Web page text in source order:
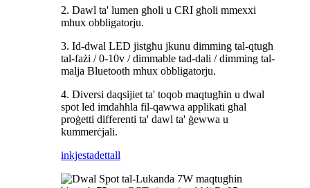
2. Dawl ta' lumen għoli u CRI għoli mmexxi
mhux obbligatorju.
3. Id-dwal LED jistgħu jkunu dimming tal-qtugħ
tal-fażi / 0-10v / dimmable tad-dali / dimming tal-
malja Bluetooth mhux obbligatorju.
4. Diversi daqsijiet ta' toqob maqtugħin u dwal
spot led imdaħħla fil-qawwa applikati għal
proġetti differenti ta' dawl ta' ġewwa u
kummerċjali.
inkjestadettall